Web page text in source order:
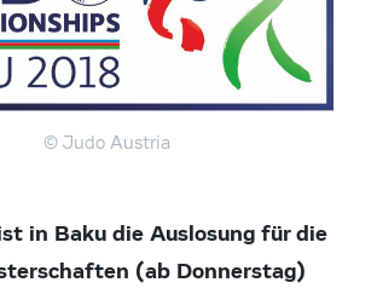
© Judo Austria
in Baku die Auslosung für die
(ab Donnerstag)